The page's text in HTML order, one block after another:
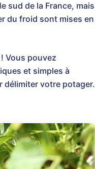
sud de la France, mais
du froid sont mises en
Vous pouvez
et simples à
délimiter votre potager.